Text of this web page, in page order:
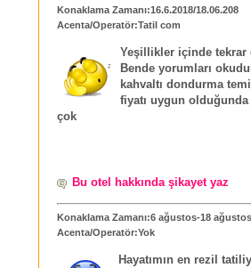
Konaklama Zamanı:16.6.2018/18.06.208
Acenta/Operatör:Tatil com
Yeşillikler içinde tekrar
Bende yorumları
kahvaltı dondurma
fiyatı uygun olduğunda
çok
Bu otel hakkında şikayet yaz
Konaklama Zamanı:6 ağustos-18 ağustos
Acenta/Operatör:Yok
Hayatımın en rezil